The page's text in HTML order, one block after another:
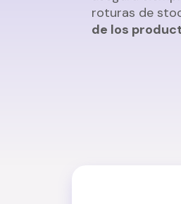
roturas de
de los